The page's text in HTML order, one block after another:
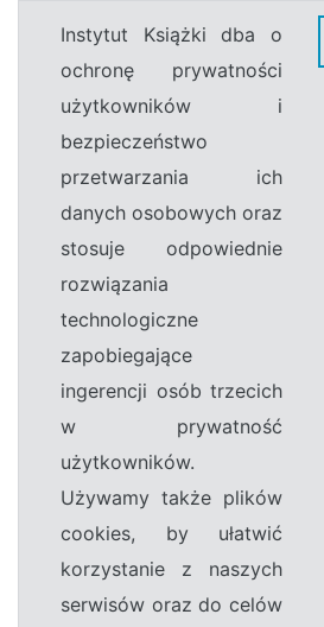
Instytut Książki dba o
ochronę prywatności
użytkowników i
bezpieczeństwo
przetwarzania ich
danych osobowych oraz
stosuje odpowiednie
rozwiązania
technologiczne
zapobiegające
ingerencji osób trzecich
w prywatność
użytkowników.
Używamy także plików
cookies, by ułatwić
korzystanie z naszych
serwisów oraz do celów